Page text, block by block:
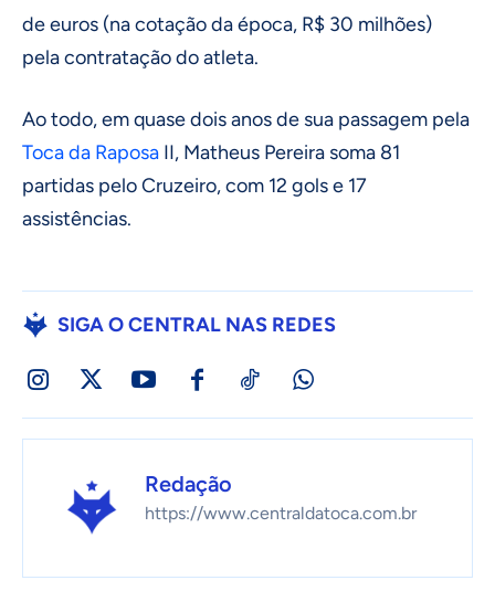
de euros (na cotação da época, R$ 30 milhões)
pela contratação do atleta.
Ao todo, em quase dois anos de sua passagem pela
Toca da Raposa II, Matheus Pereira soma 81
partidas pelo Cruzeiro, com 12 gols e 17
assistências.
SIGA O CENTRAL NAS REDES
Redação
https://www.centraldatoca.com.br